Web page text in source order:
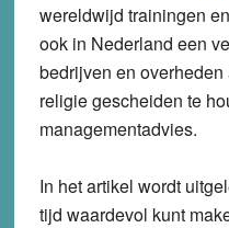
wereldwijd trainingen
ook in Nederland een
bedrijven en
religie gescheiden te
managementadvies.
In het artikel wordt
tijd waardevol kunt